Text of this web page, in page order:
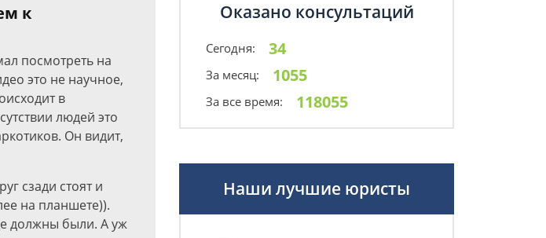
к
посмотреть на
это не научное,
в
людей это
Он видит,
сзади стоят и
на планшете)).
должны были. А уж
Оказано консультаций
Сегодня: 34
За месяц: 1055
За все время: 118055
Наши лучшие юристы